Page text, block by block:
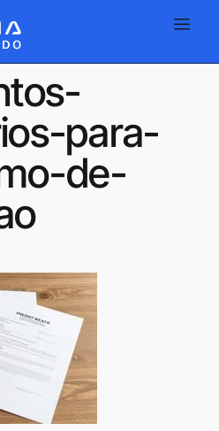
para-
de-